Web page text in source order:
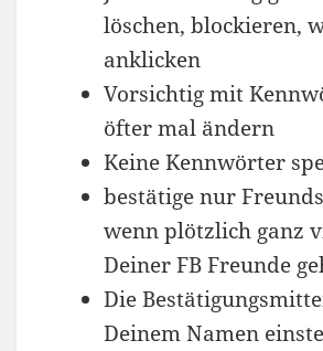
löschen, blockieren,
anklicken
Vorsichtig mit
öfter mal ändern
Keine Kennwörter
bestätige nur
wenn plötzlich ganz
Deiner FB Freunde
Die
Deinem Namen